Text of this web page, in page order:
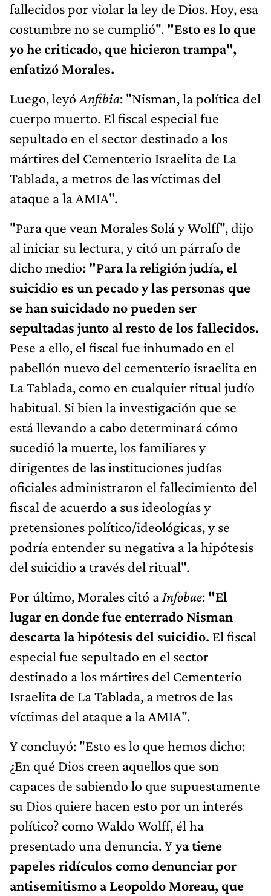
fallecidos por violar la ley de Dios. Hoy, esa
costumbre no se cumplió". "Esto es lo que
yo he criticado, que hicieron trampa",
enfatizó Morales.
Luego, leyó Anfibia: "Nisman, la política del
cuerpo muerto. El fiscal especial fue
sepultado en el sector destinado a los
mártires del Cementerio Israelita de La
Tablada, a metros de las víctimas del
ataque a la AMIA".
"Para que vean Morales Solá y Wolff", dijo
al iniciar su lectura, y citó un párrafo de
dicho medio: "Para la religión judía, el
suicidio es un pecado y las personas que
se han suicidado no pueden ser
sepultadas junto al resto de los fallecidos.
Pese a ello, el fiscal fue inhumado en el
pabellón nuevo del cementerio israelita en
La Tablada, como en cualquier ritual judío
habitual. Si bien la investigación que se
está llevando a cabo determinará cómo
sucedió la muerte, los familiares y
dirigentes de las instituciones judías
oficiales administraron el fallecimiento del
fiscal de acuerdo a sus ideologías y
pretensiones político/ideológicas, y se
podría entender su negativa a la hipótesis
del suicidio a través del ritual".
Por último, Morales citó a Infobae: "El
lugar en donde fue enterrado Nisman
descarta la hipótesis del suicidio. El fiscal
especial fue sepultado en el sector
destinado a los mártires del Cementerio
Israelita de La Tablada, a metros de las
víctimas del ataque a la AMIA".
Y concluyó: "Esto es lo que hemos dicho:
¿En qué Dios creen aquellos que son
capaces de sabiendo lo que supuestamente
su Dios quiere hacen esto por un interés
político? como Waldo Wolff, él ha
presentado una denuncia. Yya tiene
papeles ridículos como denunciar por
antisemitismo a Leopoldo Moreau, que